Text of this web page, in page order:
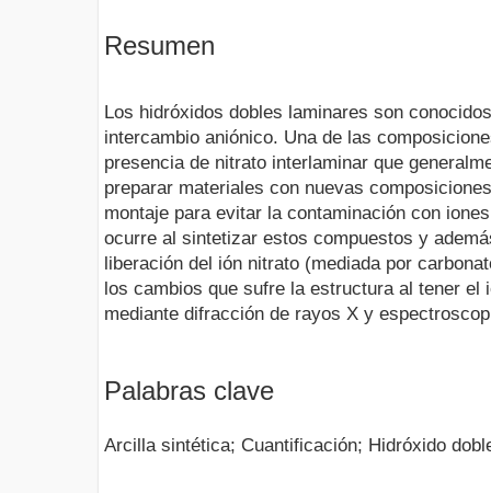
Resumen
Los hidróxidos dobles laminares son
intercambio aniónico. Una de las
presencia de nitrato interlaminar que
preparar materiales con nuevas
montaje para evitar la contaminación con
ocurre al sintetizar estos compuestos y
liberación del ión nitrato (mediada por
los cambios que sufre la estructura al tener el
mediante difracción de rayos X y
Palabras clave
Arcilla sintética; Cuantificación; Hidróxido